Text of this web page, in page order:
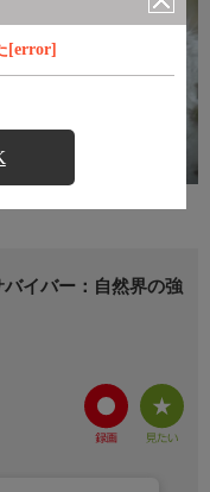
[error]
バイバー：自然界の強